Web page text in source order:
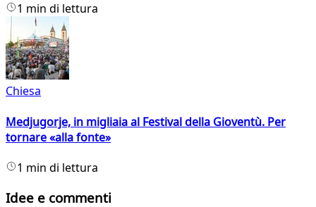
1 min di lettura
Chiesa
Medjugorje, in migliaia al Festival della Gioventù. Per
tornare «alla fonte»
1 min di lettura
Idee e commenti